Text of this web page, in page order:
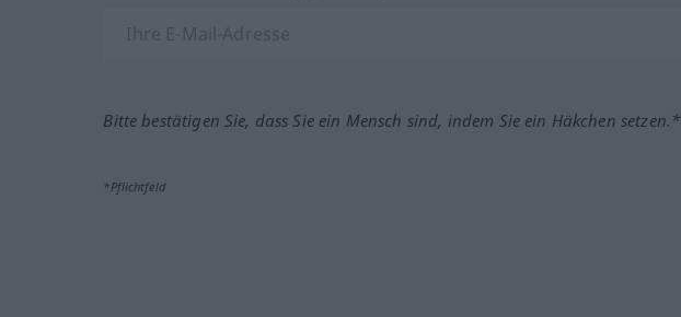
Bitte bestätigen Sie, dass Sie ein Mensch sind, indem Sie ein Häkchen setzen.*
*Pflichtfeld